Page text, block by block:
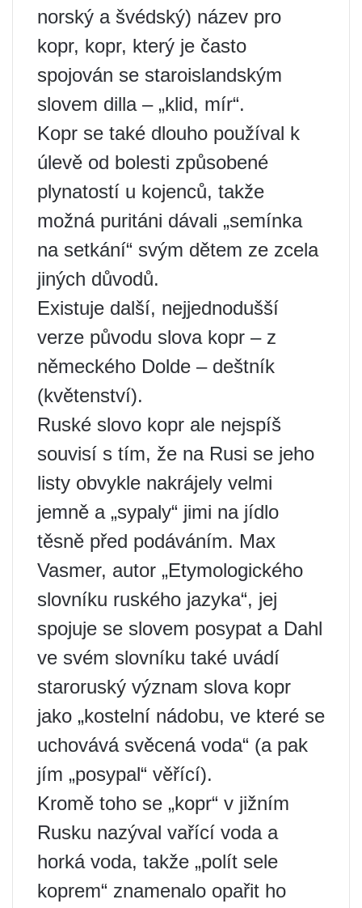
norský a švédský) název pro
kopr, kopr, který je často
spojován se staroislandským
slovem dilla – „klid, mír“.
Kopr se také dlouho používal k
úlevě od bolesti způsobené
plynatostí u kojenců, takže
možná puritáni dávali „semínka
na setkání“ svým dětem ze zcela
jiných důvodů.
Existuje další, nejjednodušší
verze původu slova kopr – z
německého Dolde – deštník
(květenství).
Ruské slovo kopr ale nejspíš
souvisí s tím, že na Rusi se jeho
listy obvykle nakrájely velmi
jemně a „sypaly“ jimi na jídlo
těsně před podáváním. Max
Vasmer, autor „Etymologického
slovníku ruského jazyka“, jej
spojuje se slovem posypat a Dahl
ve svém slovníku také uvádí
staroruský význam slova kopr
jako „kostelní nádobu, ve které se
uchovává svěcená voda“ (a pak
jím „posypal“ věřící).
Kromě toho se „kopr“ v jižním
Rusku nazýval vařící voda a
horká voda, takže „polít sele
koprem“ znamenalo opařit ho